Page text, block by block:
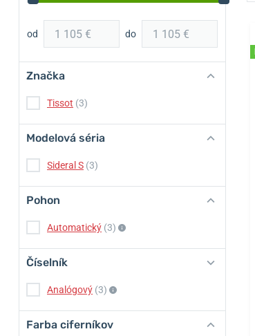
od do
Značka
Tissot (3)
Modelová séria
Sideral S (3)
Pohon
Automatický (3)
Číselník
Analógový (3)
Farba ciferníkov